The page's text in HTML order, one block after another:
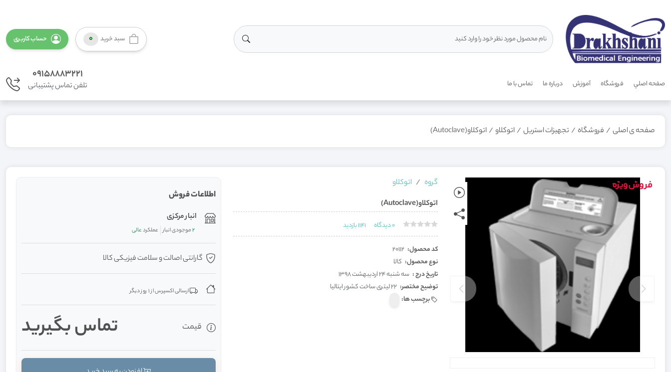
سبد خرید 0 حساب کاربری
صفحه اصلي فروشگاه آموزش درباره ما تماس با ما
09158883221
تلفن تماس پشتیبانی
صفحه ی اصلی / فروشگاه / تجهیزات استریل / اتوکلاو / اتوکلاو(Autoclave)
گروه
اتوکلاو
اتوکلاو(Autoclave)
0دیدگاه 1141بازدید
کد محصول: 20112
نوع محصول: کالا
تاریخ درج : سه شنبه 24 اردیبهشت 1398
توضیح مختصر: 22 لیتری ساخت کشور ایتالیا
برچسب ها:
اطلاعات فروش
انبار مرکزی
2موجودی انبار عملکردعالی
گارانتی اصالت و سلامت فیزیکی کالا
ارسالی اکسپرس از 1 روز دیگر
قیمت تماس بگیرید